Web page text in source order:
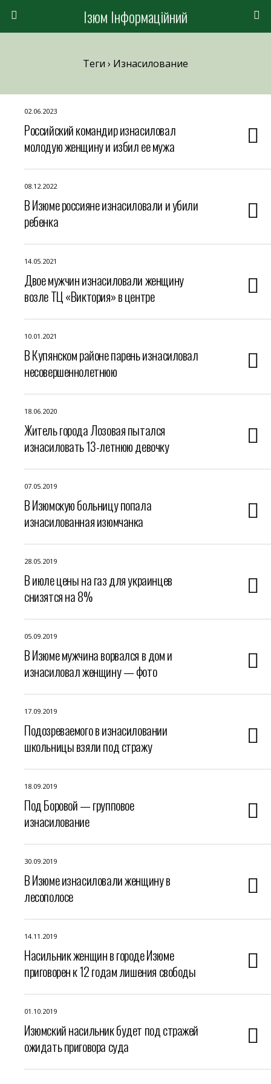
Ізюм Інформаційний
Теги › Изнасилование
02.06.2023
Российский командир изнасиловал
молодую женщину и избил ее мужа
08.12.2022
В Изюме россияне изнасиловали и убили
ребенка
14.05.2021
Двое мужчин изнасиловали женщину
возле ТЦ «Виктория» в центре
10.01.2021
В Купянском районе парень изнасиловал
несовершеннолетнюю
18.06.2020
Житель города Лозовая пытался
изнасиловать 13-летнюю девочку
07.05.2019
В Изюмскую больницу попала
изнасилованная изюмчанка
28.05.2019
В июле цены на газ для украинцев
снизятся на 8%
05.09.2019
В Изюме мужчина ворвался в дом и
изнасиловал женщину — фото
17.09.2019
Подозреваемого в изнасиловании
школьницы взяли под стражу
18.09.2019
Под Боровой — групповое
изнасилование
30.09.2019
В Изюме изнасиловали женщину в
лесополосе
14.11.2019
Насильник женщин в городе Изюме
приговорен к 12 годам лишения свободы
01.10.2019
Изюмский насильник будет под стражей
ожидать приговора суда